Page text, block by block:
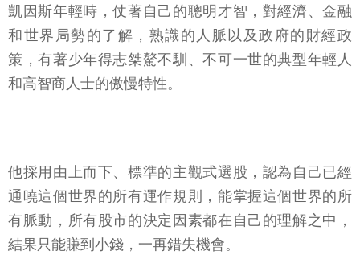
凱因斯年輕時，仗著自己的聰明才智，對經濟、金融
和世界局勢的了解，熟識的人脈以及政府的財經政
策，有著少年得志桀驁不馴、不可一世的典型年輕人
和高智商人士的傲慢特性。
他採用由上而下、標準的主觀式選股，認為自己已經
通曉這個世界的所有運作規則，能掌握這個世界的所
有脈動，所有股市的決定因素都在自己的理解之中，
結果只能賺到小錢，一再錯失機會。